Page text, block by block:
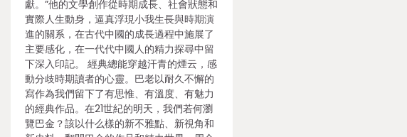
獻。”他的文學創作從時期成長、社會狀態和
實際人生動身，逼真浮現小我生長與時期演
進的關系，在古代中國的成長過程中施展了
主要感化，在一代代中國人的精力探尋中留
下深入印記。 經典總能穿越汗青的煙云，感
動分歧時期讀者的心靈。巴老以耐久不懈的
寫作為我們留下了有思惟、有溫度、有魅力
的經典作品。在21世紀的明天，我們若何瀏
覽巴金？該以什么樣的新不雅點、新視角和